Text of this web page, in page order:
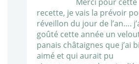
recette, je vais la prévoir
réveillon du jour de l’an….
goûté cette année un
panais châtaignes que j’ai
aimé et qui aurait pu